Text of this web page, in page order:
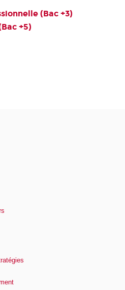
(Bac +3)
+5)